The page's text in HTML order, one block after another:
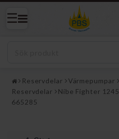
Reservdelar Värmepumpar
Reservdelar
Nibe Fighter 1245
665285